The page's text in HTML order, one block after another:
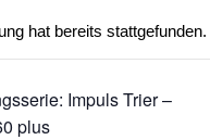
hat bereits stattgefunden.
Impuls Trier –
plus